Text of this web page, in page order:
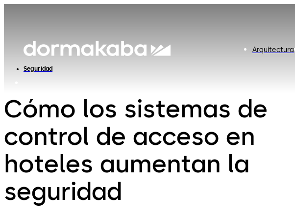
Arquitectura
Seguridad
Cómo los sistemas de
control de acceso en
hoteles aumentan la
seguridad